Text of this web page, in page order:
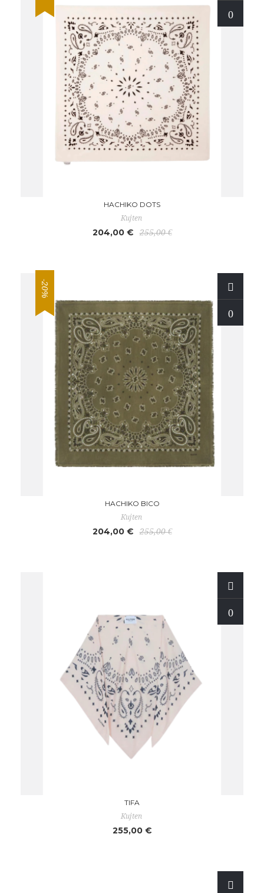
HACHIKO DOTS
Kujten
204,00 € 255,00 €
-20%
HACHIKO BICO
Kujten
204,00 € 255,00 €
TIFA
Kujten
255,00 €